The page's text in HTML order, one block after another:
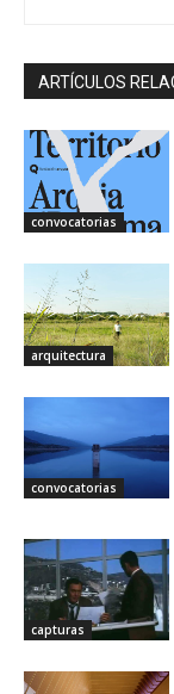
ARTÍCULOS
convocatorias
arquitectura
convocatorias
capturas